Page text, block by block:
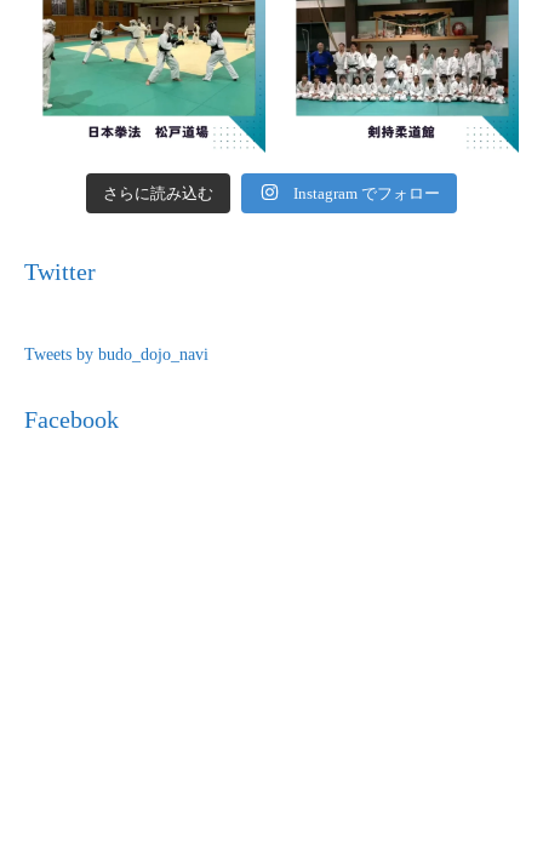
さらに読み込む Instagram でフォロー
Twitter
Tweets by budo_dojo_navi
Facebook